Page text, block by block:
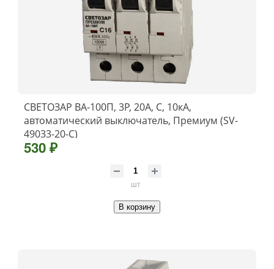
СВЕТОЗАР ВА-100П, 3P, 20А, C, 10кА,
автоматический выключатель, Премиум (SV-
49033-20-C)
530 ₽
шт
В корзину